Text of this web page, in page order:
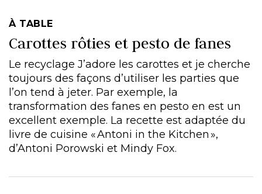
À TABLE
Carottes rôties et pesto de fanes
Le recyclage J’adore les carottes et je cherche
toujours des façons d’utiliser les parties que
l’on tend à jeter. Par exemple, la
transformation des fanes en pesto en est un
excellent exemple. La recette est adaptée du
livre de cuisine « Antoni in the Kitchen »,
d’Antoni Porowski et Mindy Fox.